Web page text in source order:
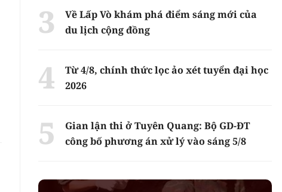
Về Lấp Vò khám phá điểm sáng mới của
du lịch cộng đồng
Từ 4/8, chính thức lọc ảo xét tuyển đại học
2026
Gian lận thi ở Tuyên Quang: Bộ GD-ĐT
công bố phương án xử lý vào sáng 5/8